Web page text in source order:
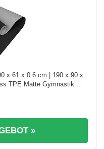
x 61 x 0.6 cm | 190 x 90 x
TPE Matte Gymnastik ...
»